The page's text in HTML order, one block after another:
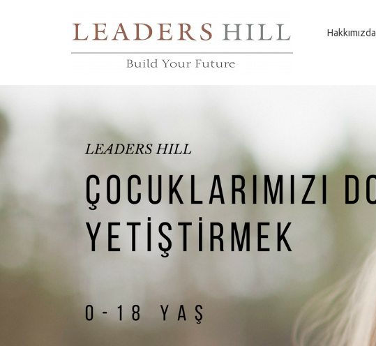
Hakkımızda